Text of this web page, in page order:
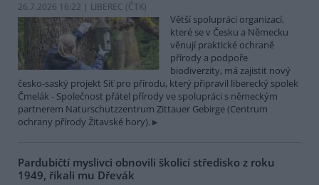
26.7.2026 16:22 | LIBEREC (ČTK)
Větší spolupráci organizací,
které se v Česku a Německu
věnují praktické ochraně
přírody a podpoře
biodiverzity, má zajistit nový
česko-saský projekt Síť pro přírodu, který připravil liberecký spolek
Čmelák - Společnost přátel přírody ve spolupráci s německým
partnerem Naturschutzzentrum Zittauer Gebirge (Centrum
ochrany přírody Žitavské hory).
Pardubičtí myslivci obnovili školicí středisko z roku
1949, říkali mu Dřevák